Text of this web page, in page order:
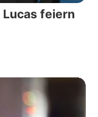
feiern